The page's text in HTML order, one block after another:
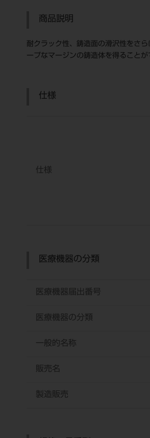
商品説明
耐クラック性、鋳造面の滑沢性をさ
ープなマージンの鋳造体を得ることが
仕様
仕様
医療機器の分類
医療機器届出番号
医療機器の分類
一般的名称
販売名
製造販売